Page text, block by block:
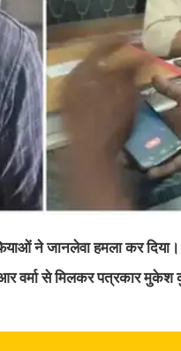
ने जानलेवा हमला कर दिया।
से मिलकर पत्रकार मुकेश